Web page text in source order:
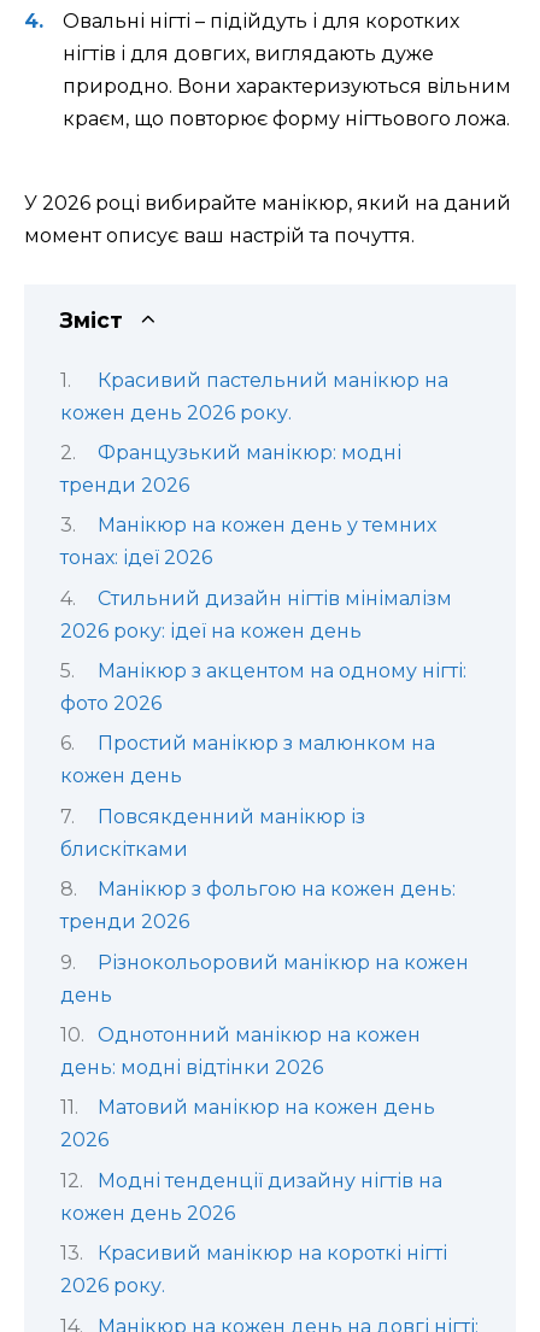
Овальні нігті – підійдуть і для коротких
нігтів і для довгих, виглядають дуже
природно. Вони характеризуються вільним
краєм, що повторює форму нігтьового ложа.
У 2026 році вибирайте манікюр, який на даний
момент описує ваш настрій та почуття.
Зміст
Красивий пастельний манікюр на
кожен день 2026 року.
Французький манікюр: модні
тренди 2026
Манікюр на кожен день у темних
тонах: ідеї 2026
Стильний дизайн нігтів мінімалізм
2026 року: ідеї на кожен день
Манікюр з акцентом на одному нігті:
фото 2026
Простий манікюр з малюнком на
кожен день
Повсякденний манікюр із
блискітками
Манікюр з фольгою на кожен день:
тренди 2026
Різнокольоровий манікюр на кожен
день
Однотонний манікюр на кожен
день: модні відтінки 2026
Матовий манікюр на кожен день
2026
Модні тенденції дизайну нігтів на
кожен день 2026
Красивий манікюр на короткі нігті
2026 року.
Манікюр на кожен день на довгі нігті: